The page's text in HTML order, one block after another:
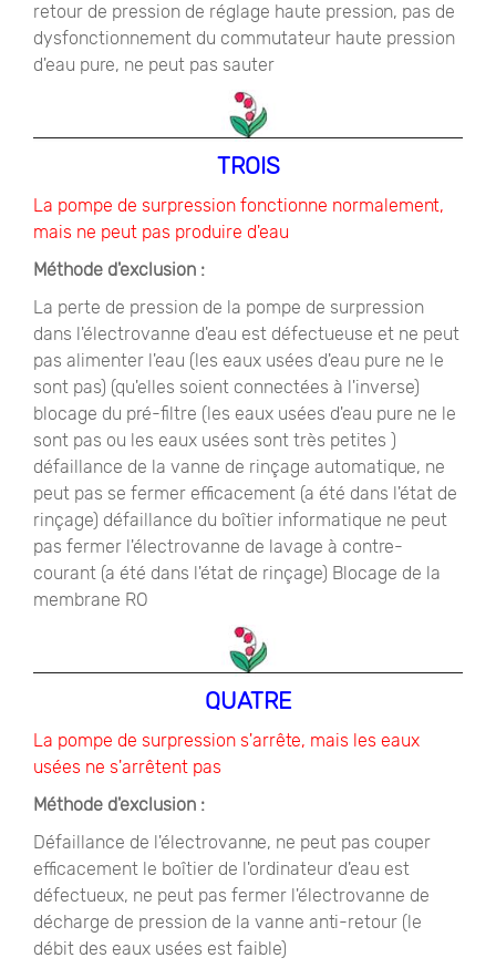
retour de pression de réglage haute pression, pas de
dysfonctionnement du commutateur haute pression
d'eau pure, ne peut pas sauter
TROIS
La pompe de surpression fonctionne normalement,
mais ne peut pas produire d'eau
Méthode d'exclusion :
La perte de pression de la pompe de surpression
dans l'électrovanne d'eau est défectueuse et ne peut
pas alimenter l'eau (les eaux usées d'eau pure ne le
sont pas) (qu'elles soient connectées à l'inverse)
blocage du pré-filtre (les eaux usées d'eau pure ne le
sont pas ou les eaux usées sont très petites )
défaillance de la vanne de rinçage automatique, ne
peut pas se fermer efficacement (a été dans l'état de
rinçage) défaillance du boîtier informatique ne peut
pas fermer l'électrovanne de lavage à contre-
courant (a été dans l'état de rinçage) Blocage de la
membrane RO
QUATRE
La pompe de surpression s'arrête, mais les eaux
usées ne s'arrêtent pas
Méthode d'exclusion :
Défaillance de l'électrovanne, ne peut pas couper
efficacement le boîtier de l'ordinateur d'eau est
défectueux, ne peut pas fermer l'électrovanne de
décharge de pression de la vanne anti-retour (le
débit des eaux usées est faible)